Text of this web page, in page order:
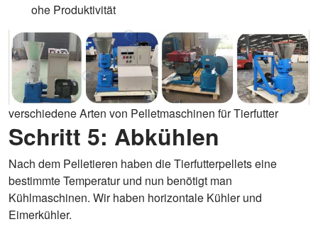
ohe Produktivität
verschiedene Arten von Pelletmaschinen für Tierfutter
Schritt 5: Abkühlen
Nach dem Pelletieren haben die Tierfutterpellets eine
bestimmte Temperatur und nun benötigt man
Kühlmaschinen. Wir haben horizontale Kühler und
Eimerkühler.